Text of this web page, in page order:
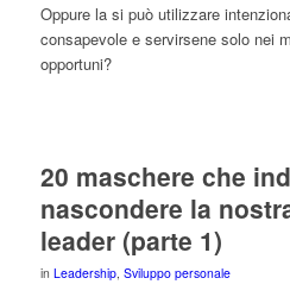
Oppure la si può utilizzare
consapevole e servirsene solo nei
opportuni?
20 maschere che
nascondere la
leader (parte 1)
in Leadership, Sviluppo personale